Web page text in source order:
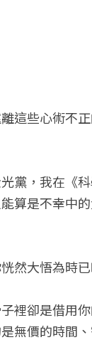
這些心術不
黨，我在《
算是不幸中
然大悟為時已
裡卻是借用
無價的時間